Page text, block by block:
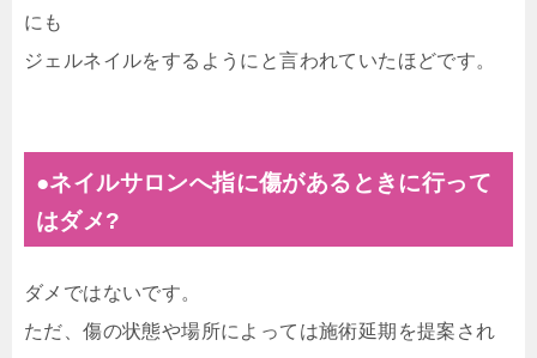
にも
ジェルネイルをするようにと言われていたほどです。
●ネイルサロンへ指に傷があるときに行って
はダメ?
ダメではないです。
ただ、傷の状態や場所によっては施術延期を提案され